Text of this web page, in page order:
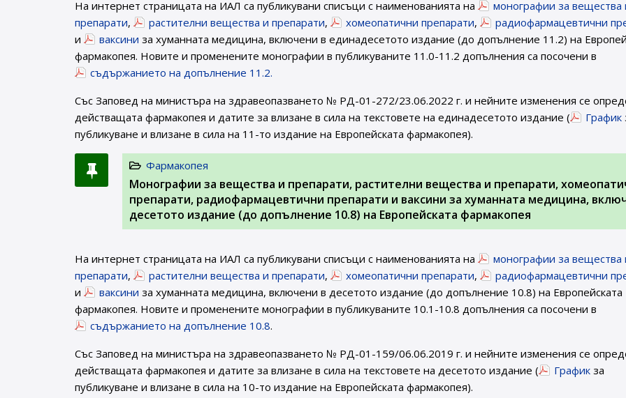
На интернет страницата на ИАЛ са публикувани списъци с наименованията на
монографии за вещества
препарати, растителни вещества и препарати, хомеопатични препарати,
радиофармацевтични
и
ваксини за хуманната медицина, включени в единадесетото издание (до допълнение 11.2) на
фармакопея. Новите и променените монографии в публикуваните 11.0-11.2 допълнения са посочени в
съдържанието на допълнение 11.2.
Със Заповед на министъра на здравеопазването № РД-01-272/23.06.2022 г. и нейните изменения се
действащата фармакопея и датите за влизане в сила на текстовете на единадесетото издание (
График
публикуване и влизане в сила на 11-то издание на Европейската фармакопея).
Фармакопея
Монографии за вещества и препарати, растителни вещества и препарати,
препарати, радиофармацевтични препарати и ваксини за хуманната медицина,
десетото издание (до допълнение 10.8) на Европейската фармакопея
На интернет страницата на ИАЛ са публикувани списъци с наименованията на
монографии за вещества
препарати, растителни вещества и препарати, хомеопатични препарати,
радиофармацевтични
и
ваксини за хуманната медицина, включени в десетото издание (до допълнение 10.8) на Европейската
фармакопея. Новите и променените монографии в публикуваните 10.1-10.8 допълнения са посочени в
съдържанието на допълнение 10.8.
Със Заповед на министъра на здравеопазването № РД-01-159/06.06.2019 г. и нейните изменения се
действащата фармакопея и датите за влизане в сила на текстовете на десетото издание (
График за
публикуване и влизане в сила на 10-то издание на Европейската фармакопея).